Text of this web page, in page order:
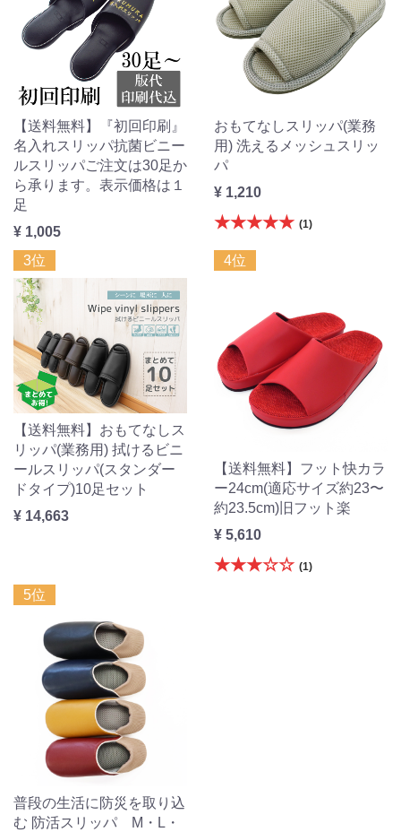
【送料無料】『初回印刷』
名入れスリッパ抗菌ビニー
ルスリッパご注文は30足か
ら承ります。表示価格は１
足
¥ 1,005
おもてなしスリッパ(業務
用) 洗えるメッシュスリッ
パ
¥ 1,210
★★★★★ (1)
3位
【送料無料】おもてなしス
リッパ(業務用) 拭けるビニ
ールスリッパ(スタンダー
ドタイプ)10足セット
¥ 14,663
4位
【送料無料】フット快カラ
ー24cm(適応サイズ約23〜
約23.5cm)旧フット楽
¥ 5,610
★★★☆☆ (1)
5位
普段の生活に防災を取り込
む 防活スリッパ M・L・